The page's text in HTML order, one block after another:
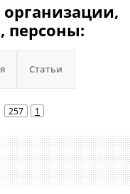
персоны:
Статьи
257 1